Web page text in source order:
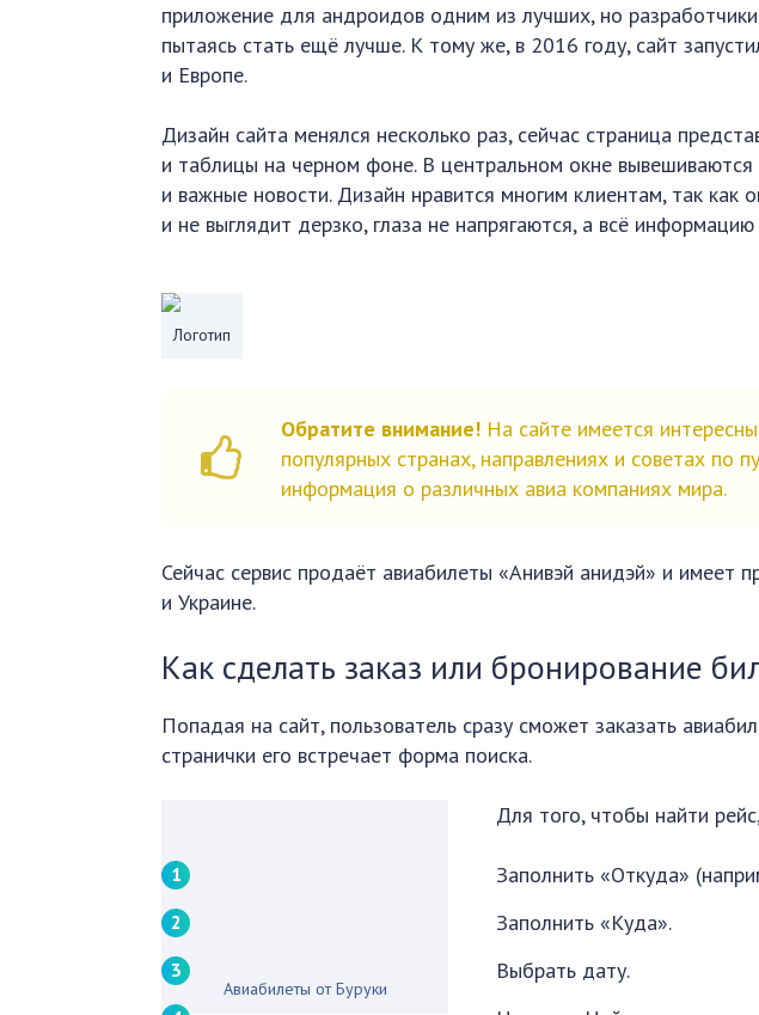
приложение для андроидов одним из лучших, но
пытаясь стать ещё лучше. К тому же, в 2016 году, сайт
и Европе.
Дизайн сайта менялся несколько раз, сейчас страница
и таблицы на черном фоне. В центральном окне
и важные новости. Дизайн нравится многим клиентам, так как
и не выглядит дерзко, глаза не напрягаются, а всё
Логотип
Обратите внимание! На сайте имеется
популярных странах, направлениях и советах по
информация о различных авиа компаниях мира.
Сейчас сервис продаёт авиабилеты «Анивэй анидэй» и имеет
и Украине.
Как сделать заказ или бронирование
Попадая на сайт, пользователь сразу сможет заказать
странички его встречает форма поиска.
Авиабилеты от Буруки
Для того, чтобы найти
Заполнить «Откуда»
Заполнить «Куда».
Выбрать дату.